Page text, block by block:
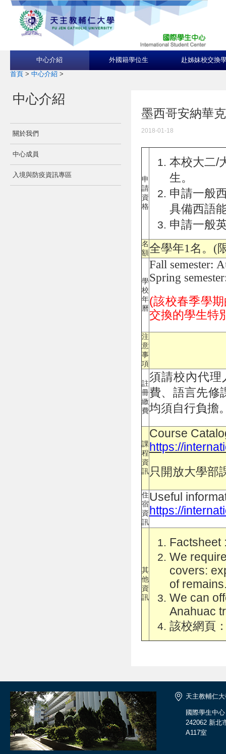
中心介紹 外國籍學位生 赴姊妹校交換
首頁 > 中心介紹 >
中心介紹
關於我們
中心成員
入境與防疫資訊專區
墨西哥安納華
2018-01-18
申
請
資
格
本校大二/
生。
申請一般
具備西語
申請一般
名
額全學年1名。(
學
校
年
曆
Fall semester:
Spring
(該校春季學
交換的學生特
注
意
事
項
註
冊
繳
費
須請校內代
費、語言先修
均須自行負擔
課
程
資
訊
Course
https://
只開放大學部
住
宿
資
訊
Useful
https://
其
他
資
訊
Factsheet
We
covers:
of
We can
Anahuac
該校網頁
天主教輔仁
國際學生中心
242062 新北
A117室